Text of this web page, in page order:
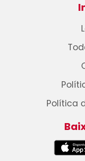
Política